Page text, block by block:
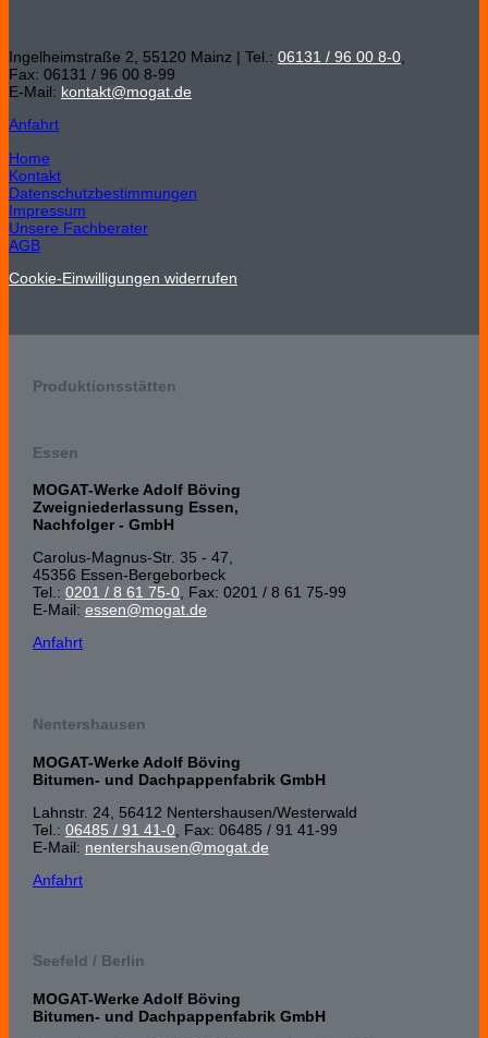
Ingelheimstraße 2, 55120 Mainz | Tel.: 06131 / 96 00 8-0
Fax: 06131 / 96 00 8-99
E-Mail: kontakt@mogat.de
Anfahrt
Home
Kontakt
Datenschutzbestimmungen
Impressum
Unsere Fachberater
AGB
Cookie-Einwilligungen widerrufen
Produktionsstätten
Essen
MOGAT-Werke Adolf Böving
Zweigniederlassung Essen,
Nachfolger - GmbH
Carolus-Magnus-Str. 35 - 47,
45356 Essen-Bergeborbeck
Tel.: 0201 / 8 61 75-0, Fax: 0201 / 8 61 75-99
E-Mail: essen@mogat.de
Anfahrt
Nentershausen
MOGAT-Werke Adolf Böving
Bitumen- und Dachpappenfabrik GmbH
Lahnstr. 24, 56412 Nenters­hausen/Wester­wald
Tel.: 06485 / 91 41-0 , Fax: 06485 / 91 41-99
E-Mail: nentershausen@mogat.de
Anfahrt
Seefeld / Berlin
MOGAT-Werke Adolf Böving
Bitumen- und Dachpappenfabrik GmbH